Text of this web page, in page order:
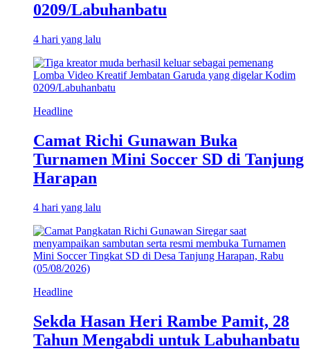
0209/Labuhanbatu
4 hari yang lalu
Headline
Camat Richi Gunawan Buka
Turnamen Mini Soccer SD di Tanjung
Harapan
4 hari yang lalu
Headline
Sekda Hasan Heri Rambe Pamit, 28
Tahun Mengabdi untuk Labuhanbatu